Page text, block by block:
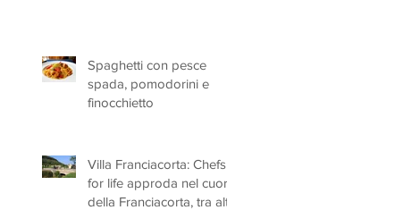
Spaghetti con pesce
spada, pomodorini e
finocchietto
Villa Franciacorta: Chefs
for life approda nel cuore
della Franciacorta, tra alta